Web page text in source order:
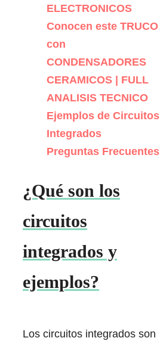
ELECTRONICOS
Conocen este TRUCO
con
CONDENSADORES
CERAMICOS | FULL
ANALISIS TECNICO
Ejemplos de Circuitos
Integrados
Preguntas Frecuentes
¿Qué son los
circuitos
integrados y
ejemplos?
Los circuitos integrados son